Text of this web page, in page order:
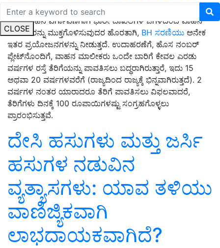
CLOSE
ಒಂದು ರಾಜ್ಯದಿಂದ ಮತ್ತೊಂದು ರಾಜ್ಯಕ್ಕೆ ವಾಹನಗಳ ತಡೆರಹಿತ ವರ್ಗಾವಣೆ
ಮತ್ತು ವಾಹನ ವರ್ಗಾವಣೆಗಾಗಿ ಭಾರೀ ದಾಖಲೆಗಳ ಜಗಳದಿಂದ ವಾಹನ
ಮಾಲೀಕರನ್ನು ಮುಕ್ತಗೊಳಿಸುವುದರ ಹೊರತಾಗಿ, BH ಸರಣಿಯು ಅನೇಕ
ಇತರ ಪ್ರಯೋಜನಗಳನ್ನು ನೀಡುತ್ತದೆ. ಉದಾಹರಣೆಗೆ, ಹೊಸ ನಂಬರ್
ಪ್ಲೇಟ್‌ನೊಂದಿಗೆ, ವಾಹನ ಮಾಲೀಕರು ಒಂದೇ ಬಾರಿಗೆ ಕೇವಲ ಎರಡು
ವರ್ಷಗಳ ರಸ್ತೆ ತೆರಿಗೆಯನ್ನು ಪಾವತಿಸಲು ಬದ್ಧರಾಗಿರುತ್ತಾರೆ, ಇದು 15
ಅಥವಾ 20 ವರ್ಷಗಳವರೆಗೆ (ರಾಜ್ಯದಿಂದ ರಾಜ್ಯಕ್ಕೆ ಭಿನ್ನವಾಗಿರುತ್ತದೆ). 2
ವರ್ಷಗಳ ನಂತರ ಯಾರಾದರೂ ತೆರಿಗೆ ಪಾವತಿಸಲು ವಿಫಲವಾದರೆ,
ತೆರಿಗೆಗಳು ದಿನಕ್ಕೆ 100 ರೂಪಾಯಿಗಳಷ್ಟು ಸಂಗ್ರಹಗೊಳ್ಳಲು
ಪ್ರಾರಂಭಿಸುತ್ತವೆ.
ದೇಸಿ ಹಸುಗಳು ಮತ್ತು ಜರ್ಸಿ
ಹಸುಗಳ ನಡುವಿನ
ವ್ಯತ್ಯಾಸಗಳು: ಯಾವ ತಳಿಯು
ವಾಣಿಜ್ಯಿಕವಾಗಿ
ಲಾಭದಾಯಕವಾಗಿದೆ?